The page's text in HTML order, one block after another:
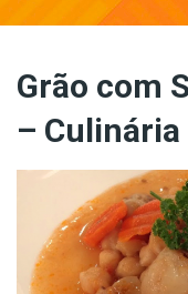
Grão com
– Culinária